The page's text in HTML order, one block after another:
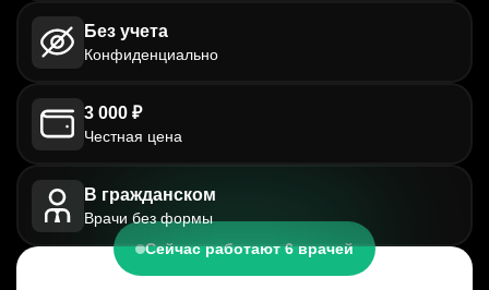
Без учета
Конфиденциально
3 000 ₽
Честная цена
В гражданском
Врачи без формы
Сейчас работают 6 врачей